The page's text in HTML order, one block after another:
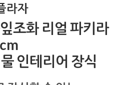
라자
조화 리얼 파키라
인테리어 장식